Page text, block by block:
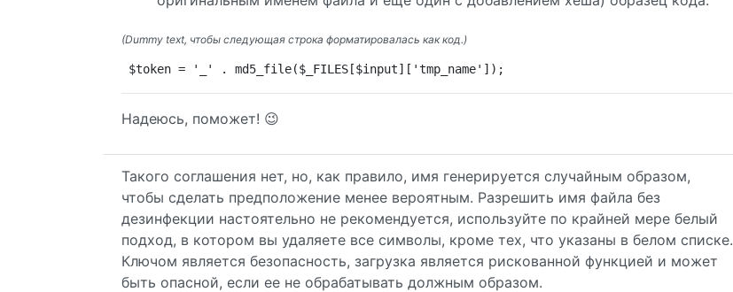
(Dummy text, чтобы следующая строка форматировалась как код.)
$token = '_' . md5_file($_FILES[$input]['tmp_name']);
Надеюсь, поможет! 😉
Такого соглашения нет, но, как правило, имя генерируется случайным образом,
чтобы сделать предположение менее вероятным. Разрешить имя файла без
дезинфекции настоятельно не рекомендуется, используйте по крайней мере белый
подход, в котором вы удаляете все символы, кроме тех, что указаны в белом списке.
Ключом является безопасность, загрузка является рискованной функцией и может
быть опасной, если ее не обрабатывать должным образом.